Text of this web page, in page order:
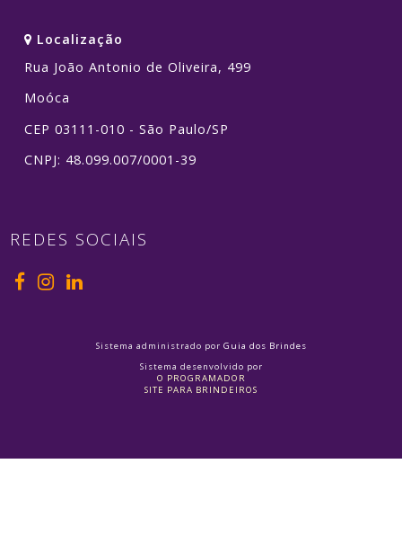
Localização
Rua João Antonio de Oliveira, 499
Moóca
CEP 03111-010 - São Paulo/SP
CNPJ: 48.099.007/0001-39
REDES SOCIAIS
Sistema administrado por Guia dos Brindes
Sistema desenvolvido por
O PROGRAMADOR
SITE PARA BRINDEIROS